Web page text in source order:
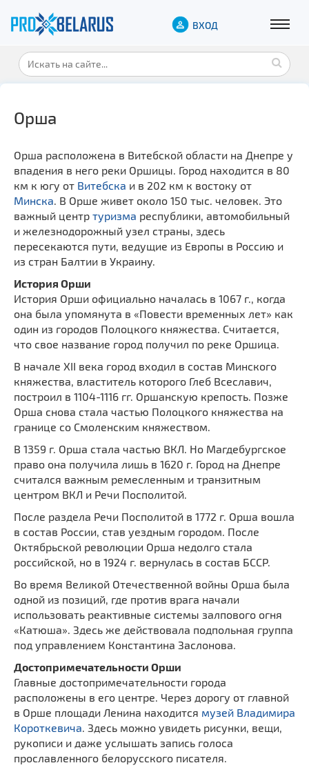
ВХОД
Орша
Орша расположена в Витебской области на Днепре у
впадения в него реки Оршицы. Город находится в 80
км к югу от Витебска и в 202 км к востоку от
Минска . В Орше живет около 150 тыс. человек. Это
важный центр туризма республики, автомобильный
и железнодорожный узел страны, здесь
пересекаются пути, ведущие из Европы в Россию и
из стран Балтии в Украину.
История Орши
История Орши официально началась в 1067 г., когда
она была упомянута в «Повести временных лет» как
один из городов Полоцкого княжества. Считается,
что свое название город получил по реке Оршица.
В начале XII века город входил в состав Минского
княжества, властитель которого Глеб Всеславич,
построил в 1104-1116 гг. Оршанскую крепость. Позже
Орша снова стала частью Полоцкого княжества на
границе со Смоленским княжеством.
В 1359 г. Орша стала частью ВКЛ. Но Магдебургское
право она получила лишь в 1620 г. Город на Днепре
считался важным ремесленным и транзитным
центром ВКЛ и Речи Посполитой.
После раздела Речи Посполитой в 1772 г. Орша вошла
в состав России, став уездным городом. После
Октябрьской революции Орша недолго стала
российской, но в 1924 г. вернулась в состав БССР.
Во время Великой Отечественной войны Орша была
одной из позиций, где против врага начали
использовать реактивные системы залпового огня
«Катюша». Здесь же действовала подпольная группа
под управлением Константина Заслонова.
Достопримечательности Орши
Главные достопримечательности города
расположены в его центре. Через дорогу от главной
в Орше площади Ленина находится музей Владимира
Короткевича . Здесь можно увидеть рисунки, вещи,
рукописи и даже услышать запись голоса
прославленного белорусского писателя.